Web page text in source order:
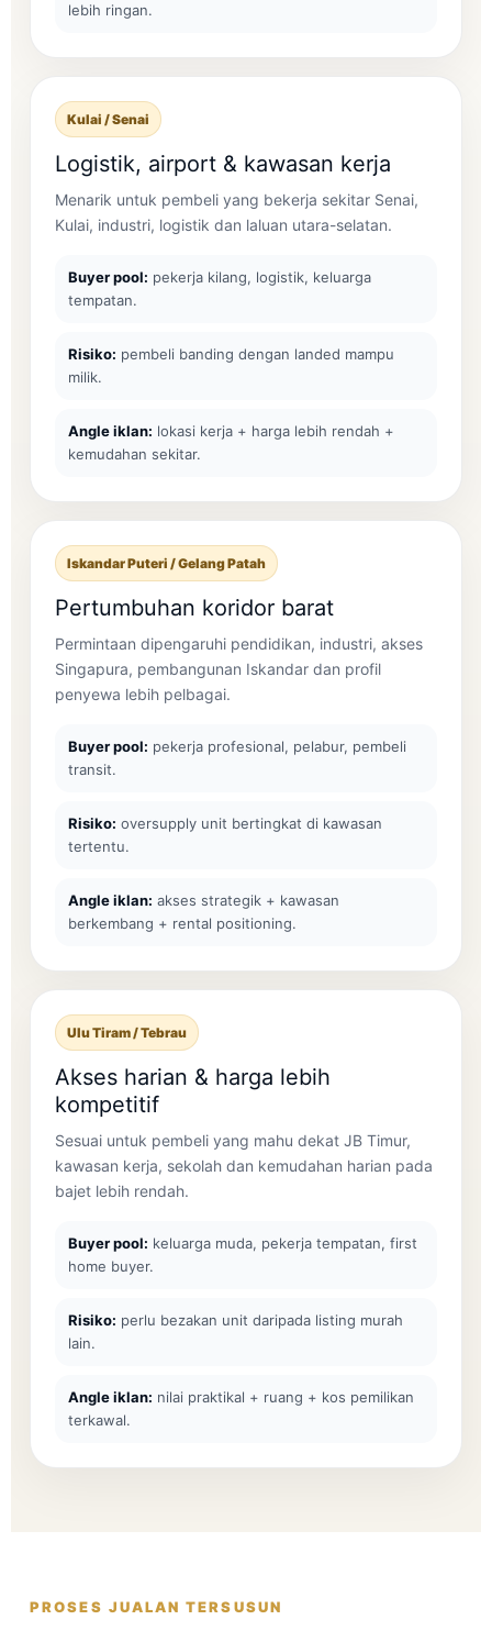
lebih ringan.
Kulai / Senai
Logistik, airport & kawasan kerja
Menarik untuk pembeli yang bekerja sekitar Senai,
Kulai, industri, logistik dan laluan utara-selatan.
Buyer pool: pekerja kilang, logistik, keluarga
tempatan.
Risiko: pembeli banding dengan landed mampu
milik.
Angle iklan: lokasi kerja + harga lebih rendah +
kemudahan sekitar.
Iskandar Puteri / Gelang Patah
Pertumbuhan koridor barat
Permintaan dipengaruhi pendidikan, industri, akses
Singapura, pembangunan Iskandar dan profil
penyewa lebih pelbagai.
Buyer pool: pekerja profesional, pelabur, pembeli
transit.
Risiko: oversupply unit bertingkat di kawasan
tertentu.
Angle iklan: akses strategik + kawasan
berkembang + rental positioning.
Ulu Tiram / Tebrau
Akses harian & harga lebih
kompetitif
Sesuai untuk pembeli yang mahu dekat JB Timur,
kawasan kerja, sekolah dan kemudahan harian pada
bajet lebih rendah.
Buyer pool: keluarga muda, pekerja tempatan, first
home buyer.
Risiko: perlu bezakan unit daripada listing murah
lain.
Angle iklan: nilai praktikal + ruang + kos pemilikan
terkawal.
PROSES JUALAN TERSUSUN